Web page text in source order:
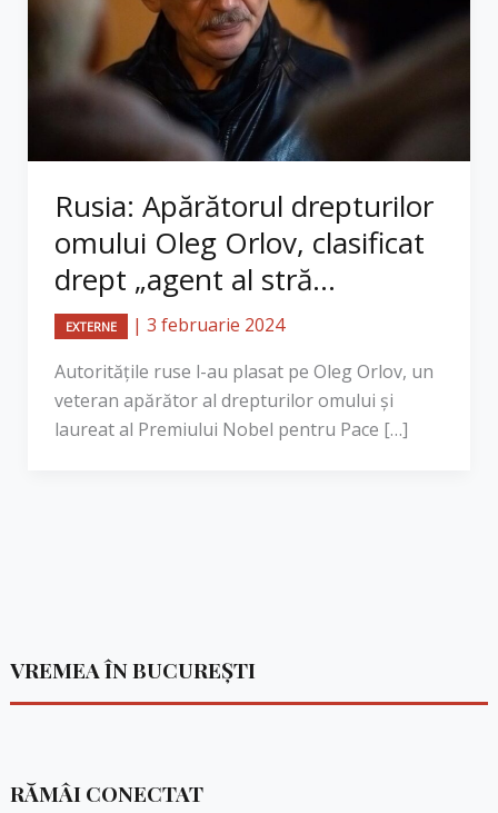
Rusia: Apărătorul drepturilor
omului Oleg Orlov, clasificat
drept „agent al stră...
EXTERNE | 3 februarie 2024
Autoritățile ruse l-au plasat pe Oleg Orlov, un
veteran apărător al drepturilor omului și
laureat al Premiului Nobel pentru Pace […]
VREMEA ÎN BUCUREȘTI
RĂMÂI CONECTAT